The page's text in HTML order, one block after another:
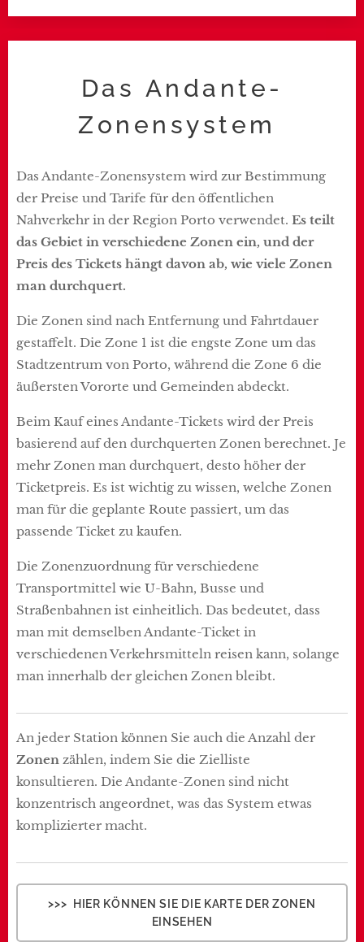
Das Andante-
Zonensystem
Das Andante-Zonensystem wird zur Bestimmung
der Preise und Tarife für den öffentlichen
Nahverkehr in der Region Porto verwendet. Es teilt
das Gebiet in verschiedene Zonen ein, und der
Preis des Tickets hängt davon ab, wie viele Zonen
man durchquert.
Die Zonen sind nach Entfernung und Fahrtdauer
gestaffelt. Die Zone 1 ist die engste Zone um das
Stadtzentrum von Porto, während die Zone 6 die
äußersten Vororte und Gemeinden abdeckt.
Beim Kauf eines Andante-Tickets wird der Preis
basierend auf den durchquerten Zonen berechnet. Je
mehr Zonen man durchquert, desto höher der
Ticketpreis. Es ist wichtig zu wissen, welche Zonen
man für die geplante Route passiert, um das
passende Ticket zu kaufen.
Die Zonenzuordnung für verschiedene
Transportmittel wie U-Bahn, Busse und
Straßenbahnen ist einheitlich. Das bedeutet, dass
man mit demselben Andante-Ticket in
verschiedenen Verkehrsmitteln reisen kann, solange
man innerhalb der gleichen Zonen bleibt.
An jeder Station können Sie auch die Anzahl der
Zonen zählen, indem Sie die Zielliste
konsultieren. Die Andante-Zonen sind nicht
konzentrisch angeordnet, was das System etwas
komplizierter macht.
>>> HIER KÖNNEN SIE DIE KARTE DER ZONEN
EINSEHEN